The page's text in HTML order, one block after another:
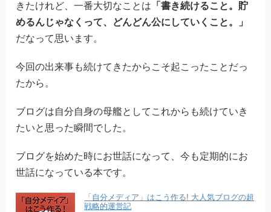
きたけれど、一番大切なことは 「書き続けること。貯
めるんじゃなくって、どんどん公にしていくこと。」
だなって思います。
今回の出来事も続けてきたからこそ起こったことだっ
たから。
ブログは自分自身の母艦としてこれからも続けていき
たいと思った瞬間でした。
ブログを始めた時にお世話になって、今も定期的にお
世話になっている本です。
「自分メディア」はこう作る! 大人気ブログの超
戦略的運営記